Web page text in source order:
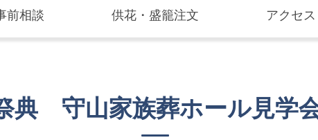
前相談 供花・盛籠注文 アクセス
典 守山家族葬ホール見学